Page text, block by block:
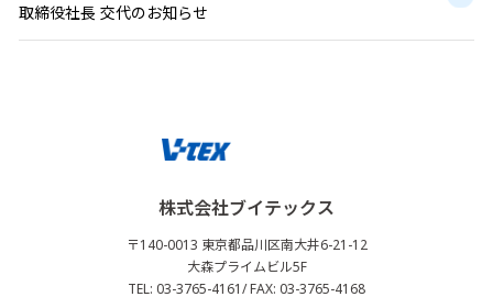
取締役社長 交代のお知らせ
株式会社ブイテックス
〒140-0013 東京都品川区南大井6-21-12
大森プライムビル5F
TEL: 03-3765-4161/ FAX: 03-3765-4168